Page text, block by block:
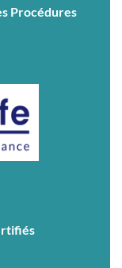
Procédures